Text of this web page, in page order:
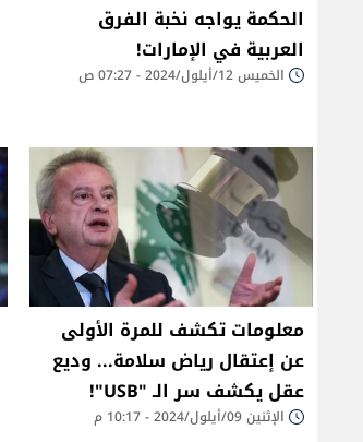
الحكمة يواجه نخبة الفرق
العربية في الإمارات!
الخميس 12/أيلول/2024 - 07:27 ص
معلومات تكشف للمرة الأولى
عن إعتقال رياض سلامة... وديع
عقل يكشف سر الـ "USB"!
الإثنين 09/أيلول/2024 - 10:17 م